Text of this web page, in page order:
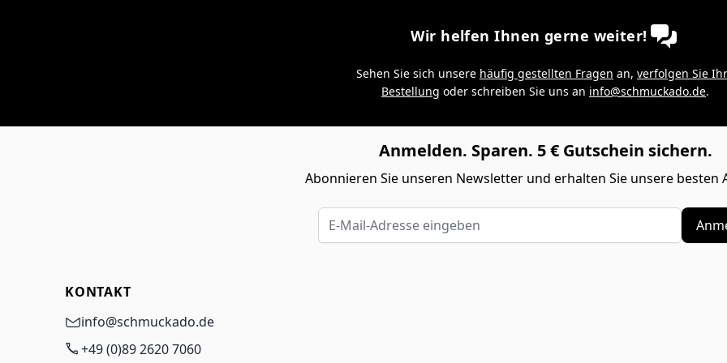
Wir helfen Ihnen gerne weiter!
Sehen Sie sich unsere häufig gestellten Fragen an, verfolgen Sie
Bestellung oder schreiben Sie uns an info@schmuckado.de.
Anmelden. Sparen. 5 € Gutschein sichern.
Abonnieren Sie unseren Newsletter und erhalten Sie unsere besten
E-Mail-Adresse eingeben
KONTAKT
info@schmuckado.de
+49 (0)89 2620 7060